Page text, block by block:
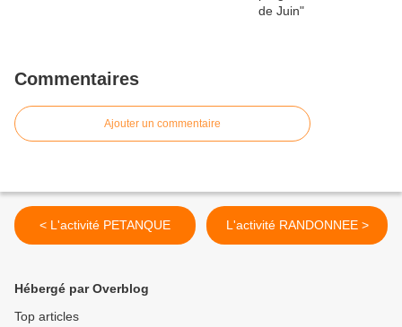
Commentaires
Ajouter un commentaire
< L'activité PETANQUE L'activité RANDONNEE >
Hébergé par Overblog
Top articles